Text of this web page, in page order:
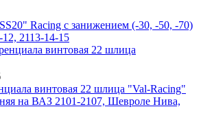
Racing с занижением (-30, -50, -70)
2113-14-15
винтовая 22 шлица "Val-Racing"
на ВАЗ 2101-2107, Шевроле Нива,